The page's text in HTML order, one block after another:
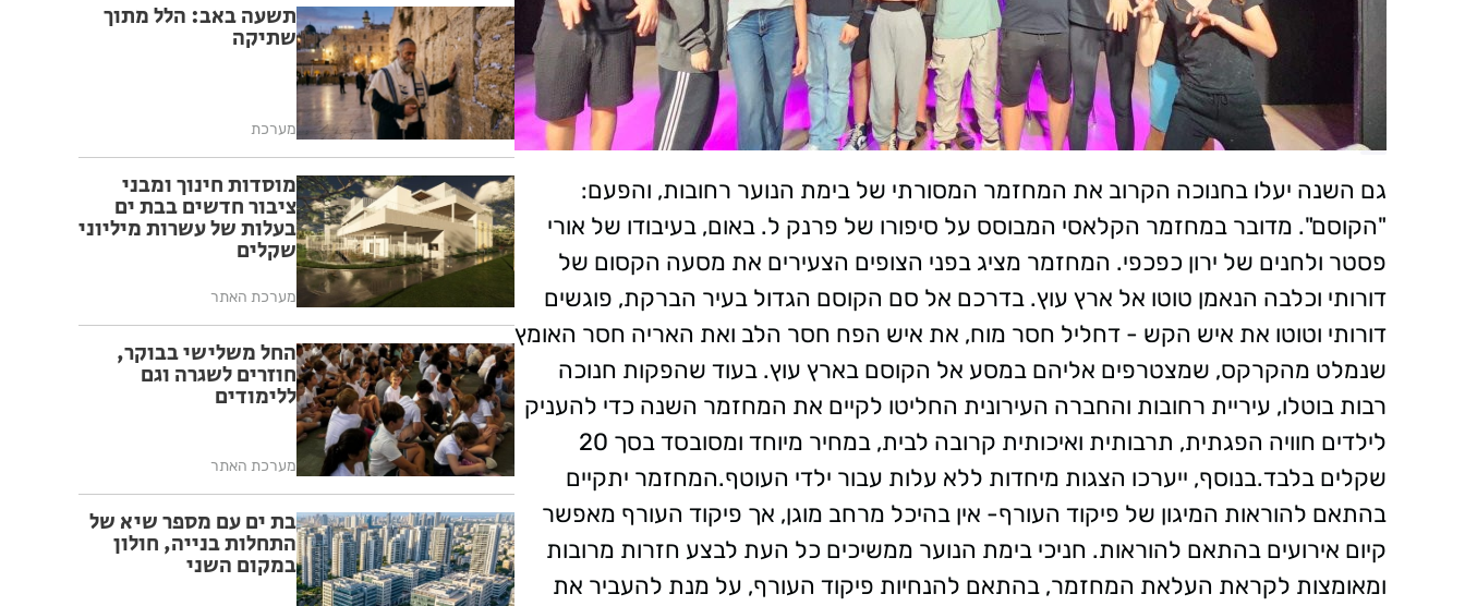
גם השנה יעלו בחנוכה הקרוב את המחזמר המסורתי של בימת הנוער רחובות, והפעם:
"הקוסם". מדובר במחזמר הקלאסי המבוסס על סיפורו של פרנק ל. באום, בעיבודו של אורי
פסטר ולחנים של ירון כפכפי. המחזמר מציג בפני הצופים הצעירים את מסעה הקסום של
דורותי וכלבה הנאמן טוטו אל ארץ עוץ. בדרכם אל סם הקוסם הגדול בעיר הברקת, פוגשים
דורותי וטוטו את איש הקש - דחליל חסר מוח, את איש הפח חסר הלב ואת האריה חסר האומץ
שנמלט מהקרקס, שמצטרפים אליהם במסע אל הקוסם בארץ עוץ. בעוד שהפקות חנוכה
רבות בוטלו, עיריית רחובות והחברה העירונית החליטו לקיים את המחזמר השנה כדי להעניק
לילדים חוויה הפגתית, תרבותית ואיכותית קרובה לבית, במחיר מיוחד ומסובסד בסך 20
שקלים בלבד.בנוסף, ייערכו הצגות מיחדות ללא עלות עבור ילדי העוטף.המחזמר יתקיים
בהתאם להוראות המיגון של פיקוד העורף- אין בהיכל מרחב מוגן, אך פיקוד העורף מאפשר
קיום אירועים בהתאם להוראות. חניכי בימת הנוער ממשיכים כל העת לבצע חזרות מרובות
ומאומצות לקראת העלאת המחזמר, בהתאם להנחיות פיקוד העורף, על מנת להעביר את
תשעה באב: הלל מתוך
שתיקה
מערכת
מוסדות חינוך ומבני
ציבור חדשים בבת ים
בעלות של עשרות מיליוני
שקלים
מערכת האתר
החל משלישי בבוקר,
חוזרים לשגרה וגם
ללימודים
מערכת האתר
בת ים עם מספר שיא של
התחלות בנייה, חולון
במקום השני